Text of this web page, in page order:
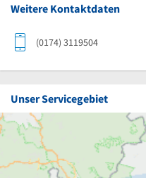
Weitere Kontaktdaten
(0174) 3119504
Unser Servicegebiet